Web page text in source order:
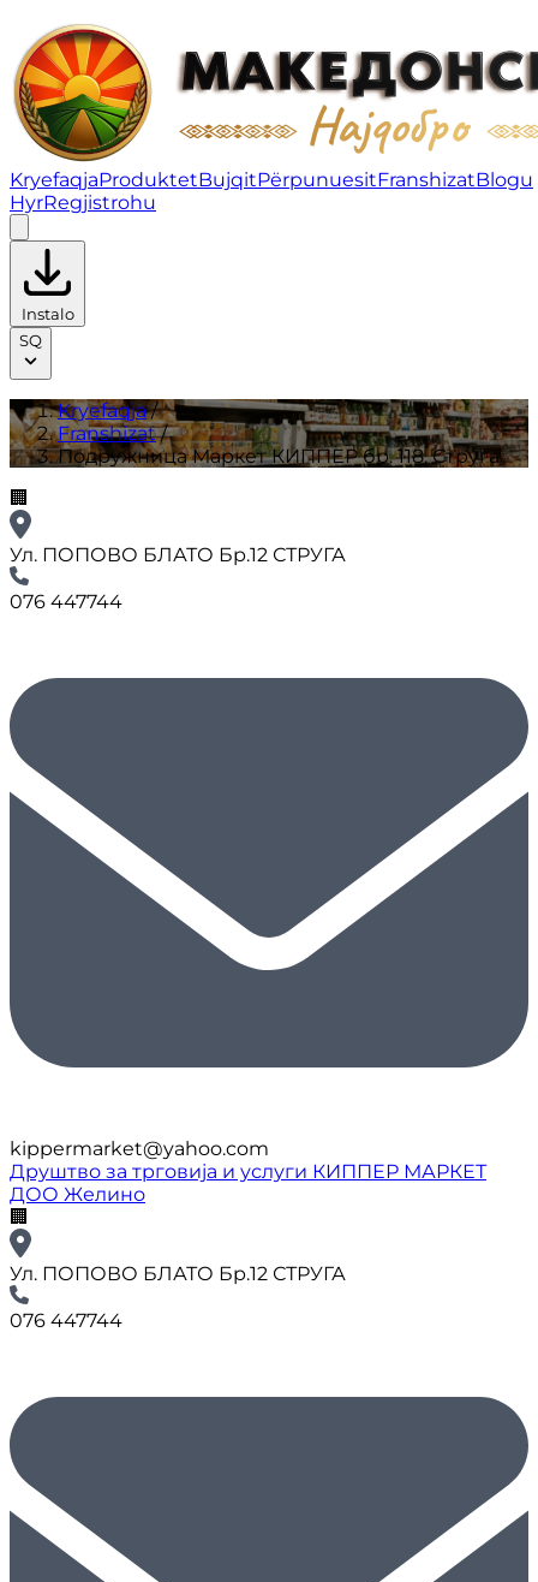
Подружница Маркет КИППЕР бр. 118, Струга |
KryefaqjaProduktetBujqitPërpunuesitFranshizatBlogu
HyrRegjistrohu
Instalo
SQ
Kryefaqja/
Franshizat/
Подружница Маркет КИППЕР бр. 118, Струга
🏢
Ул. ПОПОВО БЛАТО Бр.12 СТРУГА
076 447744
kippermarket@yahoo.com
Друштво за трговија и услуги КИППЕР МАРКЕТ
ДОО Желино
🏢
Ул. ПОПОВО БЛАТО Бр.12 СТРУГА
076 447744